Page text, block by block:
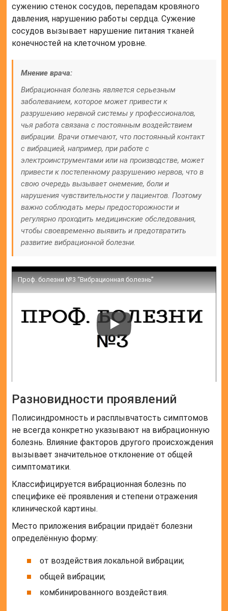
сужению стенок сосудов, перепадам кровяного
давления, нарушению работы сердца. Сужение
сосудов вызывает нарушение питания тканей
конечностей на клеточном уровне.
Мнение врача:
Вибрационная болезнь является серьезным
заболеванием, которое может привести к
разрушению нервной системы у профессионалов,
чья работа связана с постоянным воздействием
вибрации. Врачи отмечают, что постоянный контакт
с вибрацией, например, при работе с
электроинструментами или на производстве, может
привести к постепенному разрушению нервов, что в
свою очередь вызывает онемение, боли и
нарушения чувствительности у пациентов. Поэтому
важно соблюдать меры предосторожности и
регулярно проходить медицинские обследования,
чтобы своевременно выявить и предотвратить
развитие вибрационной болезни.
Проф. болезни №3 “Вибрационная болезнь”
Разновидности проявлений
Полисиндромность и расплывчатость симптомов
не всегда конкретно указывают на вибрационную
болезнь. Влияние факторов другого происхождения
вызывает значительное отклонение от общей
симптоматики.
Классифицируется вибрационная болезнь по
специфике её проявления и степени отражения
клинической картины.
Место приложения вибрации придаёт болезни
определённую форму:
от воздействия локальной вибрации;
общей вибрации;
комбинированного воздействия.